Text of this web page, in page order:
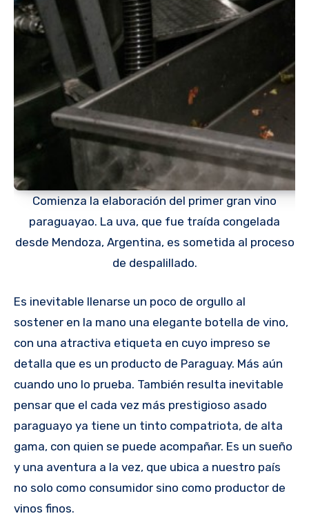
Comienza la elaboración del primer gran vino
paraguayao. La uva, que fue traída congelada
desde Mendoza, Argentina, es sometida al proceso
de despalillado.
Es inevitable llenarse un poco de orgullo al
sostener en la mano una elegante botella de vino,
con una atractiva etiqueta en cuyo impreso se
detalla que es un producto de Paraguay. Más aún
cuando uno lo prueba. También resulta inevitable
pensar que el cada vez más prestigioso asado
paraguayo ya tiene un tinto compatriota, de alta
gama, con quien se puede acompañar. Es un sueño
y una aventura a la vez, que ubica a nuestro país
no solo como consumidor sino como productor de
vinos finos.